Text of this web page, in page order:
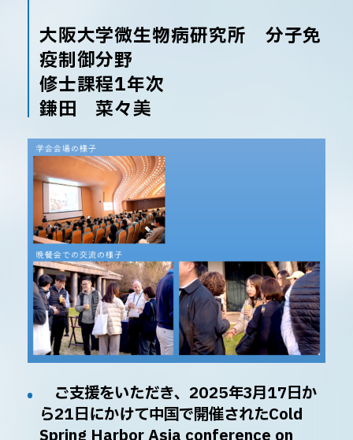
大阪大学微生物病研究所 分子免
疫制御分野
修士課程1年次
鎌田 菜々美
ご支援をいただき、2025年3月17日か
ら21日にかけて中国で開催されたCold